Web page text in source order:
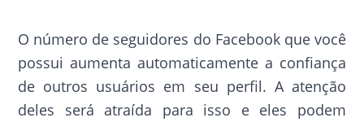
O número de seguidores do Facebook que você
possui aumenta automaticamente a confiança
de outros usuários em seu perfil. A atenção
deles será atraída para isso e eles podem